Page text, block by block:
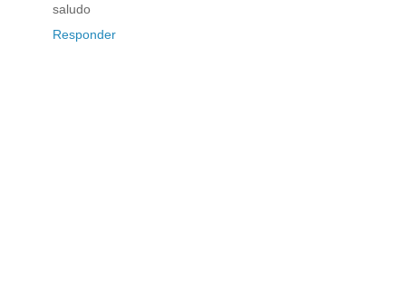
saludo
Responder